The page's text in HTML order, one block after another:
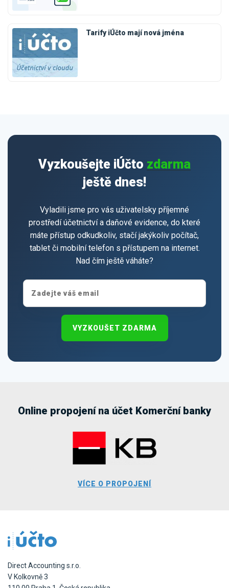
Tarify iÚčto mají nová jména
Vyzkoušejte iÚčto zdarma
ještě dnes!
Vyladili jsme pro vás uživatelsky příjemné
prostředí účetnictví a daňové evidence, do které
máte přístup odkudkoliv, stačí jakýkoliv počítač,
tablet či mobilní telefon s přístupem na internet.
Nad čím ještě váháte?
VYZKOUŠET ZDARMA
Online propojení na účet Komerční banky
VÍCE O PROPOJENÍ
Direct Accounting s.r.o.
V Kolkovně 3